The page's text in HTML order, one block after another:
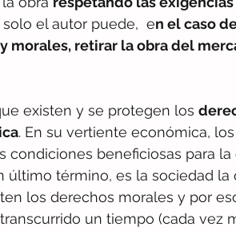
solo el autor puede,  en el caso
morales, retirar la obra del
existen y se protegen los
. En su vertiente económica,
condiciones beneficiosas para
último término, es la sociedad
los derechos morales y por
un tiempo (cada vez